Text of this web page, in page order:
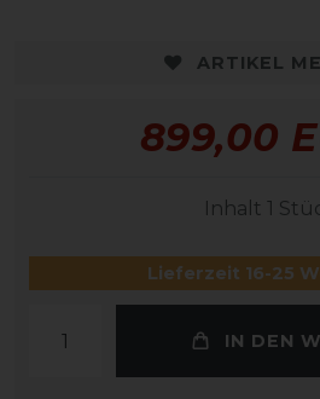
ARTIKEL
899,00
Inhalt 1
Lieferzeit 16-25
IN DEN